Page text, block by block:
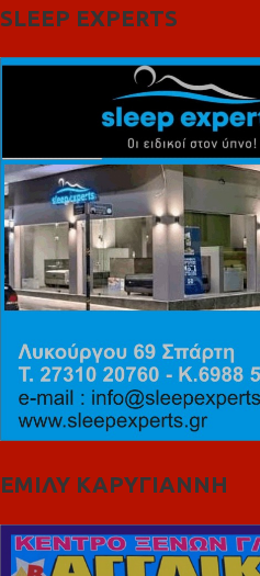
SLEEP EXPERTS
ΕΜΙΛΥ ΚΑΡΥΓΙΑΝΝΗ